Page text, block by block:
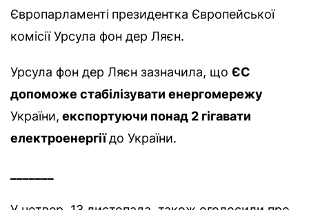
Європарламенті президентка Європейської
комісії Урсула фон дер Ляєн.
Урсула фон дер Ляєн зазначила, що ЄС
допоможе стабілізувати енергомережу
України, експортуючи понад 2 гігавати
електроенергіїдо України.